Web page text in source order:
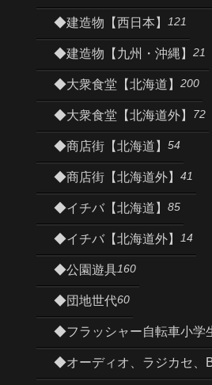
◆建造物【西日本】 121
◆建造物【九州・沖縄】 21
◆大衆食堂【北海道】 200
◆大衆食堂【北海道外】 72
◆商店街【北海道】 54
◆商店街【北海道外】 41
◆イチバ【北海道】 85
◆イチバ【北海道外】 14
◆公園遊具160
◆団地世代60
◆フラッシャー自転車小学
◆オーディオ、ラジカセ、